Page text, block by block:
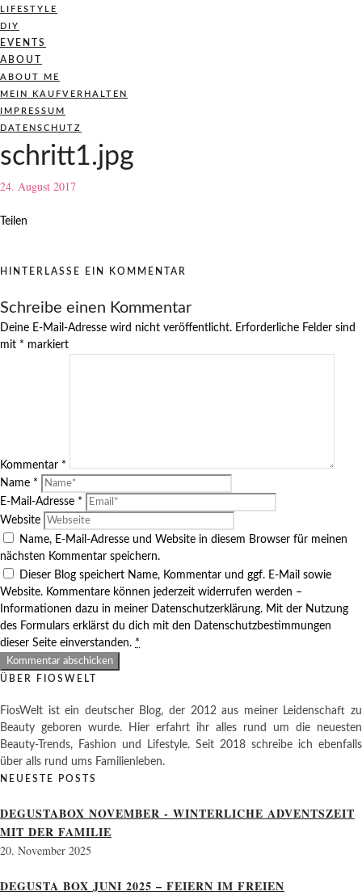
LIFESTYLE
DIY
EVENTS
ABOUT
ABOUT ME
MEIN KAUFVERHALTEN
IMPRESSUM
DATENSCHUTZ
schritt1.jpg
24. August 2017
Teilen
HINTERLASSE EIN KOMMENTAR
Schreibe einen Kommentar
Deine E-Mail-Adresse wird nicht veröffentlicht. Erforderliche Felder sind
mit * markiert
Kommentar *
Name *
E-Mail-Adresse *
Website
Name, E-Mail-Adresse und Website in diesem Browser für meinen
nächsten Kommentar speichern.
Dieser Blog speichert Name, Kommentar und ggf. E-Mail sowie
Website. Kommentare können jederzeit widerrufen werden –
Informationen dazu in meiner Datenschutzerklärung. Mit der Nutzung
des Formulars erklärst du dich mit den Datenschutzbestimmungen
dieser Seite einverstanden. *
ÜBER FIOSWELT
FiosWelt ist ein deutscher Blog, der 2012 aus meiner Leidenschaft zu
Beauty geboren wurde. Hier erfahrt ihr alles rund um die neuesten
Beauty-Trends, Fashion und Lifestyle. Seit 2018 schreibe ich ebenfalls
über alls rund ums Familienleben.
NEUESTE POSTS
DEGUSTABOX NOVEMBER - WINTERLICHE ADVENTSZEIT
MIT DER FAMILIE
20. November 2025
DEGUSTA BOX JUNI 2025 – FEIERN IM FREIEN